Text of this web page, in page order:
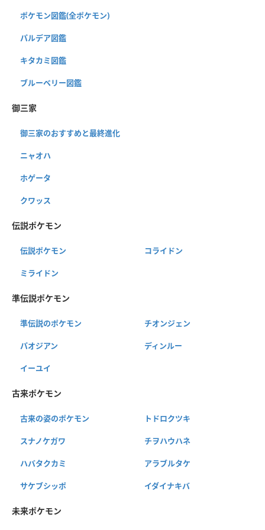
ポケモン図鑑(全ポケモン)
パルデア図鑑
キタカミ図鑑
ブルーベリー図鑑
御三家
御三家のおすすめと最終進化
ニャオハ
ホゲータ
クワッス
伝説ポケモン
伝説ポケモン コライドン
ミライドン
準伝説ポケモン
準伝説のポケモン チオンジェン
パオジアン ディンルー
イーユイ
古来ポケモン
古来の姿のポケモン トドロクツキ
スナノケガワ チヲハウハネ
ハバタクカミ アラブルタケ
サケブシッポ イダイナキバ
未来ポケモン